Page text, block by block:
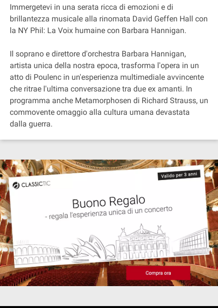
Immergetevi in una serata ricca di emozioni e di
brillantezza musicale alla rinomata David Geffen Hall con
la NY Phil: La Voix humaine con Barbara Hannigan.
Il soprano e direttore d'orchestra Barbara Hannigan,
artista unica della nostra epoca, trasforma l'opera in un
atto di Poulenc in un'esperienza multimediale avvincente
che ritrae l'ultima conversazione tra due ex amanti. In
programma anche Metamorphosen di Richard Strauss, un
commovente omaggio alla cultura umana devastata
dalla guerra.